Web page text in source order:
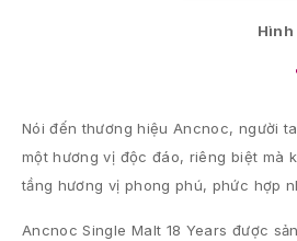
Hình
Nói đến thương hiệu Ancnoc, người
một hương vị độc đáo, riêng biệt mà
tầng hương vị phong phú, phức hợp
Ancnoc Single Malt 18 Years được